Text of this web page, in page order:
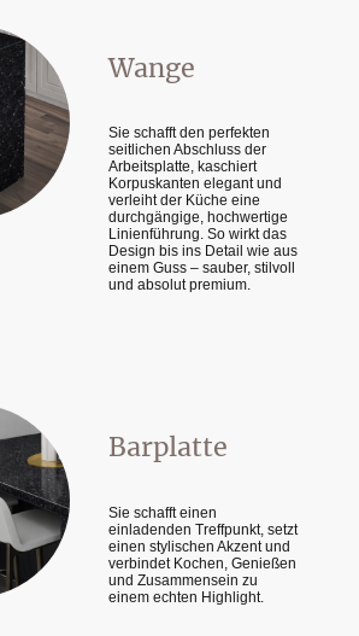
Wange
Sie schafft den perfekten
seitlichen Abschluss der
Arbeitsplatte, kaschiert
Korpuskanten elegant und
verleiht der Küche eine
durchgängige, hochwertige
Linienführung. So wirkt das
Design bis ins Detail wie aus
einem Guss – sauber, stilvoll
und absolut premium.
Barplatte
Sie schafft einen
einladenden Treffpunkt, setzt
einen stylischen Akzent und
verbindet Kochen, Genießen
und Zusammensein zu
einem echten Highlight.